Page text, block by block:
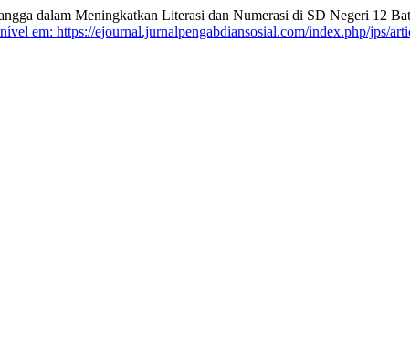
dalam Meningkatkan Literasi dan Numerasi di SD Negeri 12
em: https://ejournal.jurnalpengabdiansosial.com/index.php/jps/